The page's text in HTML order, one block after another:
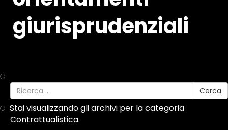
giurisprudenziali
Cerca
Stai visualizzando gli archivi per la categoria
Contrattualistica.